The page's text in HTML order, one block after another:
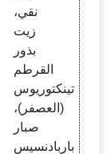
هرمو
ن الت
ستو
ستيرو
ن لد
ى الذ
كور
نقي،
زيت
بذور
القرطم
تينكتوريوس
(العصفر)،
صبار
باربادنسيس